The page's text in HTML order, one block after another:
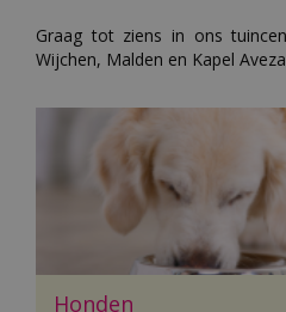
Graag tot ziens in ons
Wijchen, Malden en Kapel
Honden